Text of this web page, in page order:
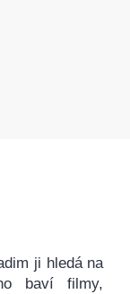
ji hledá na
baví filmy,